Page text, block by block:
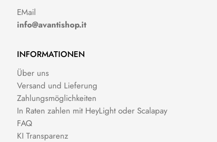
EMail
info@avantishop.it
INFORMATIONEN
Über uns
Versand und Lieferung
Zahlungsmöglichkeiten
In Raten zahlen mit HeyLight oder Scalapay
FAQ
KI Transparenz